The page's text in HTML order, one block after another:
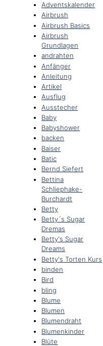
Adventskalender
Airbrush
Airbrush Basics
Airbrush
Grundlagen
andrahten
Anfänger
Anleitung
Artikel
Ausflug
Ausstecher
Baby
Babyshower
backen
Baiser
Batic
Bernd Siefert
Bettina
Schliephake-
Burchardt
Betty
Betty´s Sugar
Dremas
Betty's Sugar
Dreams
Betty's Torten Kurs
binden
Bird
bling
Blume
Blumen
Blumendraht
Blumenkinder
Blüte